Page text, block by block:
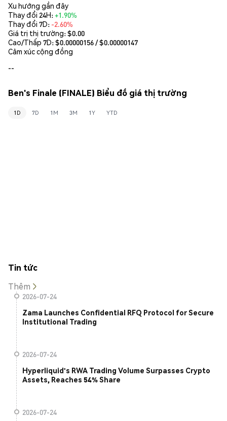
Xu hướng gần đây
Thay đổi 24H:+1.90%
Thay đổi 7D: -2.60%
Giá trị thị trường:$0.00
Cao/Thấp 7D: $0.00000156/ $0.00000147
Cảm xúc cộng đồng
--
Ben's Finale (FINALE) Biểu đồ giá thị trường
1D 7D 1M 3M 1Y YTD
Tin tức
Thêm
2026-07-24
Zama Launches Confidential RFQ Protocol for Secure
Institutional Trading
2026-07-24
Hyperliquid's RWA Trading Volume Surpasses Crypto
Assets, Reaches 54% Share
2026-07-24